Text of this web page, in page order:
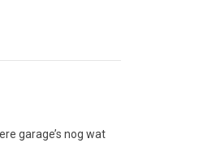
garage’s nog wat